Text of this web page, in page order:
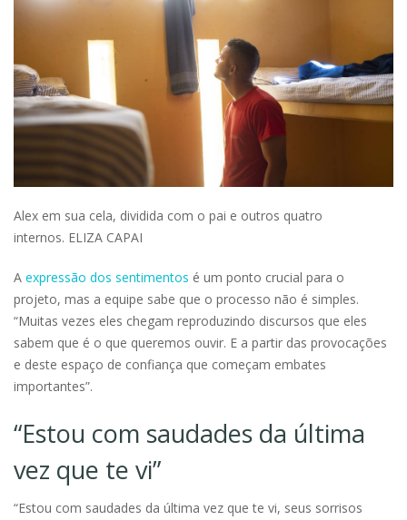
Alex em sua cela, dividida com o pai e outros quatro
internos. ELIZA CAPAI
A expressão dos sentimentos é um ponto crucial para o
projeto, mas a equipe sabe que o processo não é simples.
“Muitas vezes eles chegam reproduzindo discursos que eles
sabem que é o que queremos ouvir. E a partir das provocações
e deste espaço de confiança que começam embates
importantes”.
“Estou com saudades da última
vez que te vi”
“Estou com saudades da última vez que te vi, seus sorrisos